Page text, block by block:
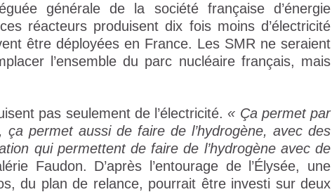
générale de la société française d’énergie
réacteurs produisent dix fois moins d’électricité
être déployées en France. Les SMR ne seraient
l’ensemble du parc nucléaire français, mais
pas seulement de l’électricité. « Ça permet par
permet aussi de faire de l’hydrogène, avec des
qui permettent de faire de l’hydrogène avec de
Faudon. D’après l’entourage de l’Élysée, une
du plan de relance, pourrait être investi sur deux